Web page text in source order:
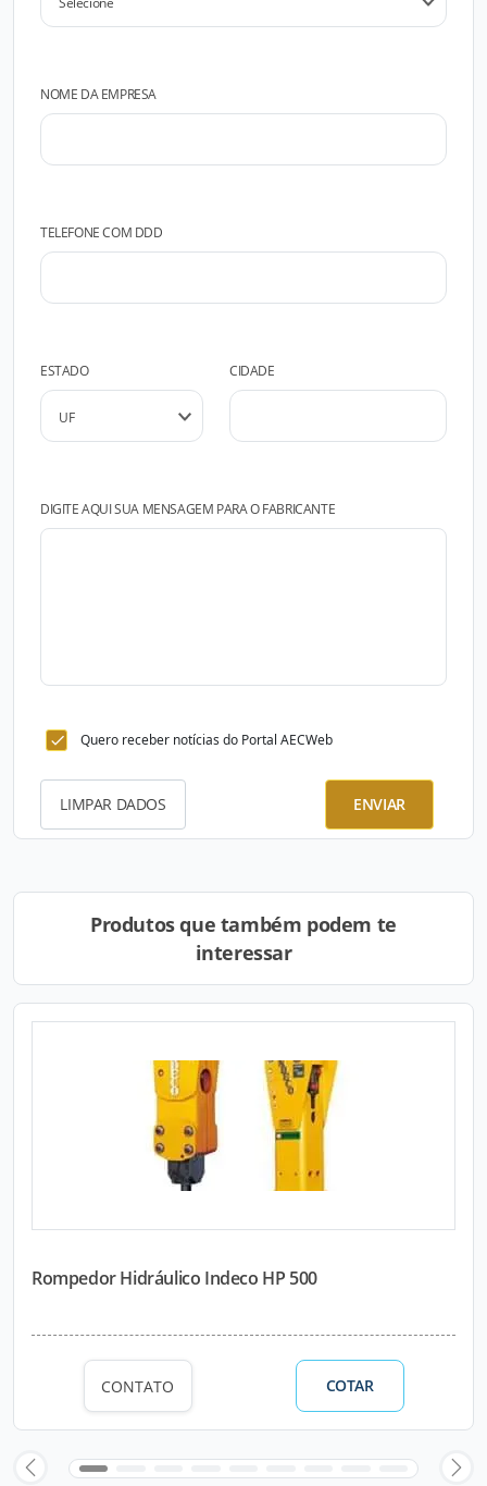
NOME DA EMPRESA
TELEFONE COM DDD
ESTADO CIDADE
DIGITE AQUI SUA MENSAGEM PARA O FABRICANTE
Quero receber notícias do Portal AECWeb
LIMPAR DADOS ENVIAR
Produtos que também podem te
interessar
Rompedor Hidráulico Indeco HP 500
CONTATO COTAR